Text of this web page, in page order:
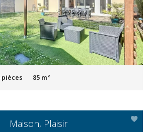
pièces 85 m²
Maison, Plaisir